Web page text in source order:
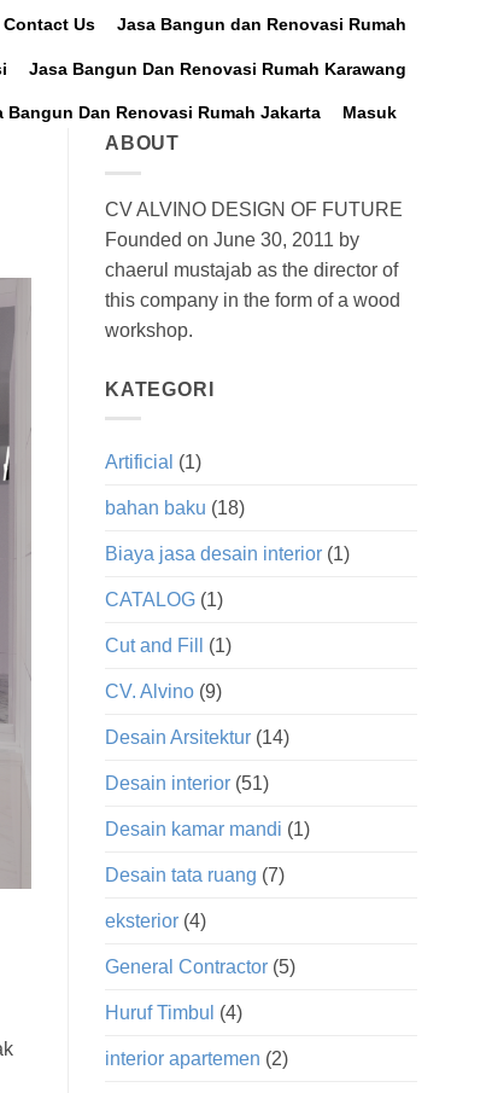
Contact Us Jasa Bangun dan Renovasi Rumah
Jasa Bangun Dan Renovasi Rumah Karawang
Bangun Dan Renovasi Rumah Jakarta Masuk
ABOUT
CV ALVINO DESIGN OF FUTURE
Founded on June 30, 2011 by
chaerul mustajab as the director of
this company in the form of a wood
workshop.
KATEGORI
Artificial (1)
bahan baku (18)
Biaya jasa desain interior (1)
CATALOG (1)
Cut and Fill (1)
CV. Alvino (9)
Desain Arsitektur (14)
Desain interior (51)
Desain kamar mandi (1)
Desain tata ruang (7)
eksterior (4)
General Contractor (5)
Huruf Timbul (4)
interior apartemen (2)